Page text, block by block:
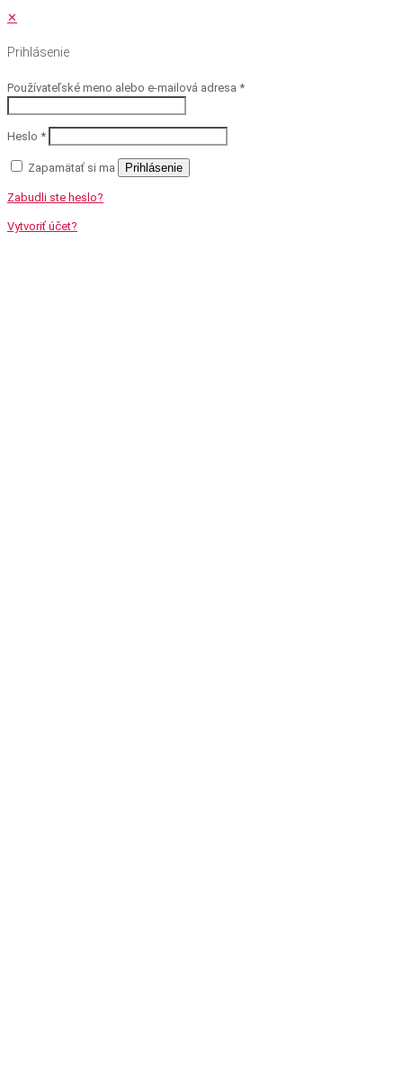
✕
Prihlásenie
Používateľské meno alebo e-mailová adresa *
Heslo *
Zapamätať si ma Prihlásenie
Zabudli ste heslo?
Vytvoriť účet?